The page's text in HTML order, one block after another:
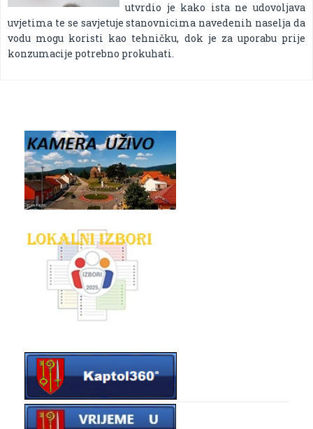
utvrdio je kako ista ne udovoljava
uvjetima te se savjetuje stanovnicima navedenih naselja da
vodu mogu koristi kao tehničku, dok je za uporabu prije
konzumacije potrebno prokuhati.